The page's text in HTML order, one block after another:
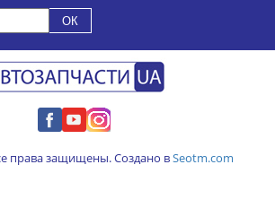
права защищены. Создано вSeotm.com